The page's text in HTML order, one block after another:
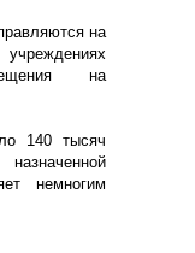
на
на
140 тысяч
немногим